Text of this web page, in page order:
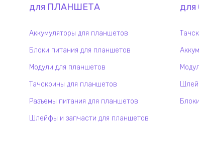
для ПЛАНШЕТА
Аккумуляторы для планшетов
Блоки питания для планшетов
Модули для планшетов
Тачскрины для планшетов
Разъемы питания для планшетов
Шлейфы и запчасти для планшетов
для